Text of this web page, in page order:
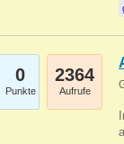
0
Punkte
2364
Aufrufe